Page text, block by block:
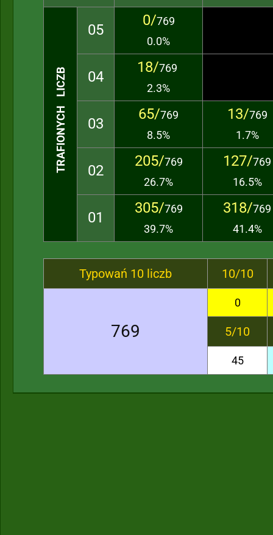
TRAFIONYCH LICZB
05
0/769
0.0%
04
18/769
2.3%
03
65/769
8.5%
13/769
1.7%
02
205/769
26.7%
127/769
16.5%
01
305/769
39.7%
318/769
41.4%
Typowań 10 liczb 10/10
769
0
5/10
45